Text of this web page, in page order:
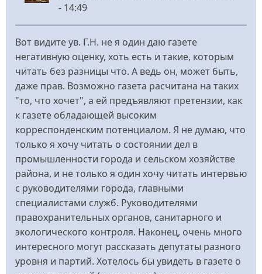
- 14:49
Вот видите ув. Г.Н. не я один даю газете
негативную оценку, хоть есть и такие, которым
читать без разницы что. А ведь он, может быть,
даже прав. Возможно газета расчитана на таких
"то, что хочет", а ей предъявляют претензии, как
к газете обладающей высоким
корреспонденским потенциалом. Я не думаю, что
только я хочу читать о состоянии дел в
промышленности города и сельском хозяйстве
района, и не только я один хочу читать интервью
с руководителями города, главными
специалистами служб. Руководителями
правохранительных органов, санитарного и
экологического контроля. Наконец, очень много
интересного могут рассказать депутаты разного
уровня и партий. Хотелось бы увидеть в газете о